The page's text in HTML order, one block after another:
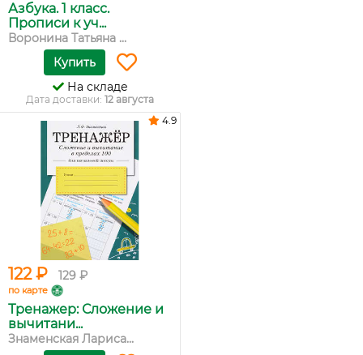
Азбука. 1 класс.
Прописи к уч...
Воронина Татьяна ...
Купить
На складе
Дата доставки: 12 августа
122 ₽ 129 ₽
по карте
Тренажер: Сложение и
вычитани...
Знаменская Лариса...
4.9